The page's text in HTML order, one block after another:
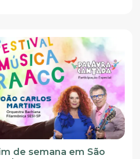
de semana em São